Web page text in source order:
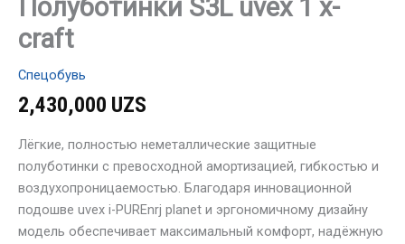
Полуботинки S3L uvex 1 x-
craft
Спецобувь
2,430,000 UZS
Лёгкие, полностью неметаллические защитные
полуботинки с превосходной амортизацией, гибкостью и
воздухопроницаемостью. Благодаря инновационной
подошве uvex i-PUREnrj planet и эргономичному дизайну
модель обеспечивает максимальный комфорт, надёжную